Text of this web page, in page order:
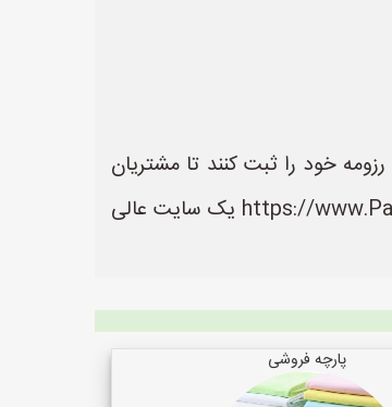
خود را ثبت کنند تا مشتریان
بتوانند آسان تر به اطلاعات و خدمات آنها دسترسی داشته باشند. سایت پارچه فروشی ها به نشانی https://www.ParcheForooshiHa.ir یک سایت عالی
پارچه فروشی